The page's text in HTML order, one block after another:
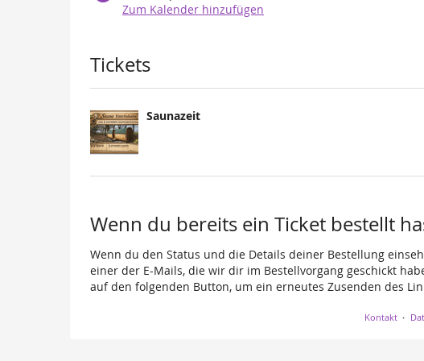
Zum Kalender hinzufügen
Produkte
Tickets
Saunazeit
Wenn du bereits ein Ticket bestellt
Wenn du den Status und die Details deiner Bestellung
einer der E-Mails, die wir dir im Bestellvorgang geschickt
auf den folgenden Button, um ein erneutes Zusenden des
Kontakt